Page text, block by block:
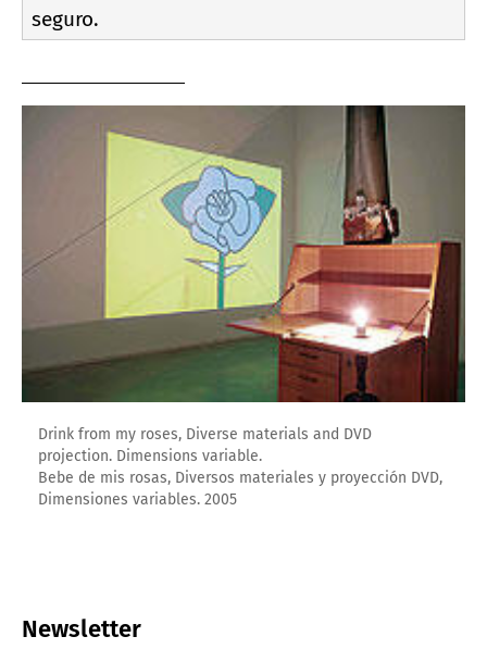
seguro.
Drink from my roses, Diverse materials and DVD
projection. Dimensions variable.
Bebe de mis rosas, Diversos materiales y proyección DVD,
Dimensiones variables. 2005
Newsletter